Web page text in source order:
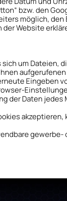
bzw. den
möglich,
der Website
sich um Dateien,
Eingeben
der Daten
gewerbe-